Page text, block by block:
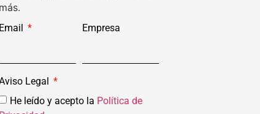
más.
Email Empresa
Legal
He leído y acepto la Política de